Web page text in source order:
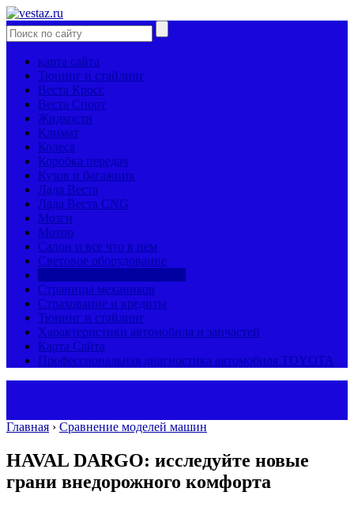
карта сайта
Тюнинг и стайлинг
Веста Кросс
Веста Спорт
Жидкости
Климат
Колеса
Коробка передач
Кузов и багажник
Лада Веста
Лада Веста CNG
Мозги
Мотор
Салон и все что в нем
Световое оборудование
Страницы механиков
Страхование и кредиты
Тюнинг и стайлинг
Характеристики автомобиля и запчастей
Карта Сайта
Профессиональная диагностика автомобиля TOYOTA
Главная › Сравнение моделей машин
HAVAL DARGO: исследуйте новые
грани внедорожного комфорта